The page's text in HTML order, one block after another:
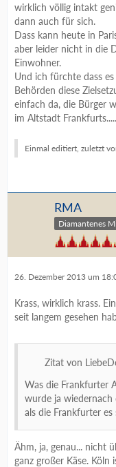
wirklich völlig intakt
dann auch für sich.
Dass kann heute in
aber leider nicht in die
Einwohner.
Und ich fürchte dass
Behörden diese
einfach da, die Bürger
im Altstadt Frankfurts.....
Einmal editiert, zuletzt
RMA
Diamantenes
26. Dezember 2013 um
Krass, wirklich krass.
seit langem gesehen
Zitat von
Was die Frankfurter
wurde ja
als die Frankfurter es
Ähm, ja, genau... nicht
ganz großer Käse.